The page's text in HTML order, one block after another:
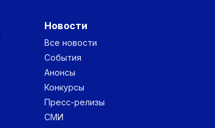
Новости
Все новости
События
Анонсы
Конкурсы
Пресс-релизы
СМИ